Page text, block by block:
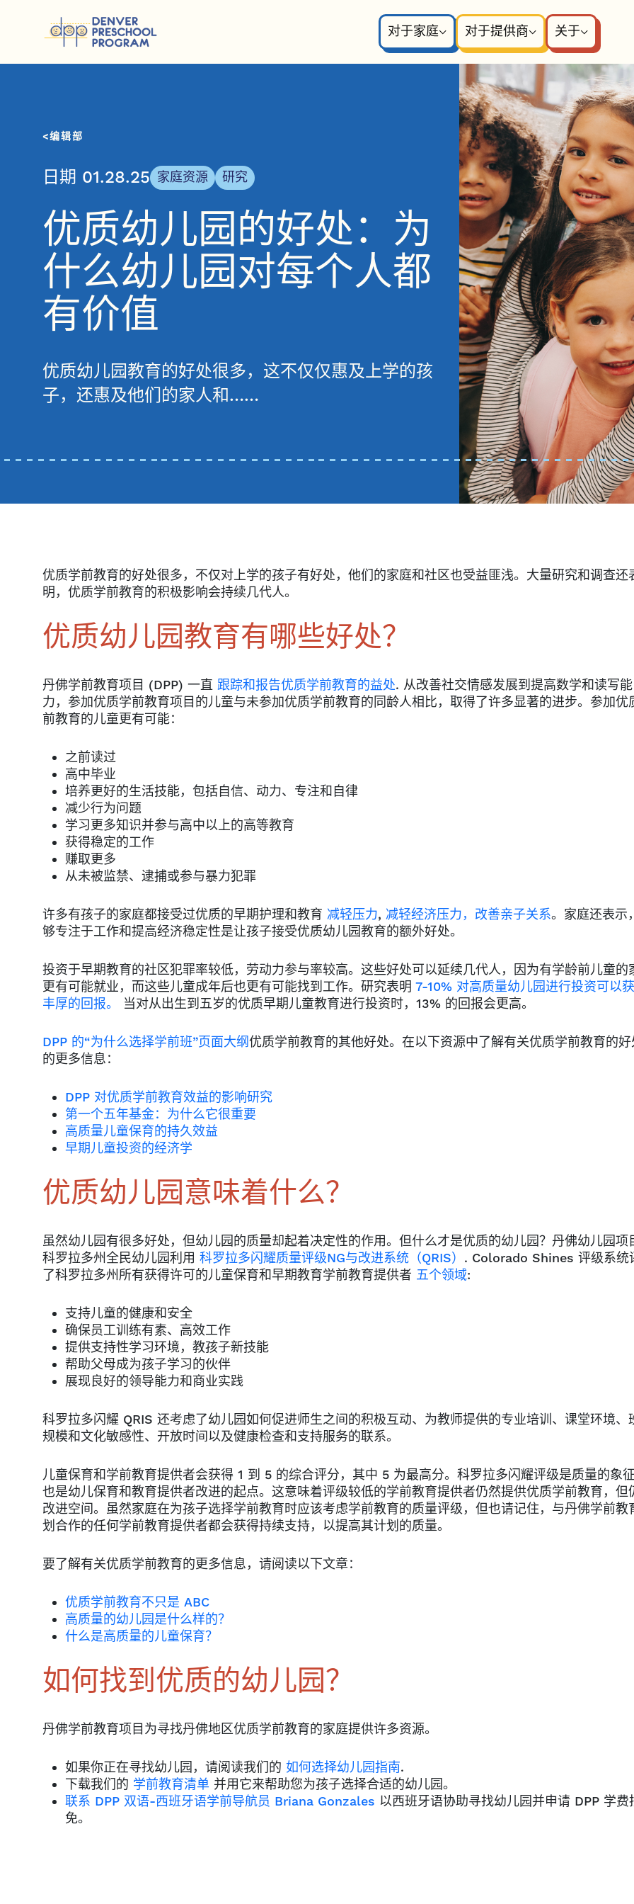
对于家庭
对于提供商 关于
编辑部
日期 01.28.25 家庭资源 研究
优质幼儿园的好处：为
什么幼儿园对每个人都
有价值
优质幼儿园教育的好处很多，这不仅仅惠及上学的孩
子，还惠及他们的家人和……
优质学前教育的好处很多，不仅对上学的孩子有好处，他们的家庭和社区也受益匪浅。大量研究和调查还
明，优质学前教育的积极影响会持续几代人。
优质幼儿园教育有哪些好处？
丹佛学前教育项目 (DPP) 一直 跟踪和报告优质学前教育的益处. 从改善社交情感发展到提高数学和读写能
力，参加优质学前教育项目的儿童与未参加优质学前教育的同龄人相比，取得了许多显著的进步。参加优
前教育的儿童更有可能：
之前读过
高中毕业
培养更好的生活技能，包括自信、动力、专注和自律
减少行为问题
学习更多知识并参与高中以上的高等教育
获得稳定的工作
赚取更多
从未被监禁、逮捕或参与暴力犯罪
许多有孩子的家庭都接受过优质的早期护理和教育 减轻压力, 减轻经济压力，改善亲子关系。家庭还表示
够专注于工作和提高经济稳定性是让孩子接受优质幼儿园教育的额外好处。
投资于早期教育的社区犯罪率较低，劳动力参与率较高。这些好处可以延续几代人，因为有学龄前儿童的
更有可能就业，而这些儿童成年后也更有可能找到工作。研究表明 7-10% 对高质量幼儿园进行投资可以
丰厚的回报。
当对从出生到五岁的优质早期儿童教育进行投资时，13% 的回报会更高。
DPP 的“为什么选择学前班”页面大纲优质学前教育的其他好处。在以下资源中了解有关优质学前教育的
的更多信息：
DPP 对优质学前教育效益的影响研究
第一个五年基金：为什么它很重要
高质量儿童保育的持久效益
早期儿童投资的经济学
优质幼儿园意味着什么？
虽然幼儿园有很多好处，但幼儿园的质量却起着决定性的作用。但什么才是优质的幼儿园？丹佛幼儿园项
科罗拉多州全民幼儿园利用 科罗拉多闪耀质量评级NG与改进系统（QRIS） . Colorado Shines 评级系统
了科罗拉多州所有获得许可的儿童保育和早期教育学前教育提供者 五个领域:
支持儿童的健康和安全
确保员工训练有素、高效工作
提供支持性学习环境，教孩子新技能
帮助父母成为孩子学习的伙伴
展现良好的领导能力和商业实践
科罗拉多闪耀 QRIS 还考虑了幼儿园如何促进师生之间的积极互动、为教师提供的专业培训、课堂环境、
规模和文化敏感性、开放时间以及健康检查和支持服务的联系。
儿童保育和学前教育提供者会获得 1 到 5 的综合评分，其中 5 为最高分。科罗拉多闪耀评级是质量的象
也是幼儿保育和教育提供者改进的起点。这意味着评级较低的学前教育提供者仍然提供优质学前教育，但
改进空间。虽然家庭在为孩子选择学前教育时应该考虑学前教育的质量评级，但也请记住，与丹佛学前教
划合作的任何学前教育提供者都会获得持续支持，以提高其计划的质量。
要了解有关优质学前教育的更多信息，请阅读以下文章：
优质学前教育不只是 ABC
高质量的幼儿园是什么样的？
什么是高质量的儿童保育？
如何找到优质的幼儿园？
丹佛学前教育项目为寻找丹佛地区优质学前教育的家庭提供许多资源。
如果你正在寻找幼儿园，请阅读我们的 如何选择幼儿园指南.
下载我们的 学前教育清单 并用它来帮助您为孩子选择合适的幼儿园。
联系 DPP 双语-西班牙语学前导航员 Briana Gonzales 以西班牙语协助寻找幼儿园并申请 DPP 学费
免。